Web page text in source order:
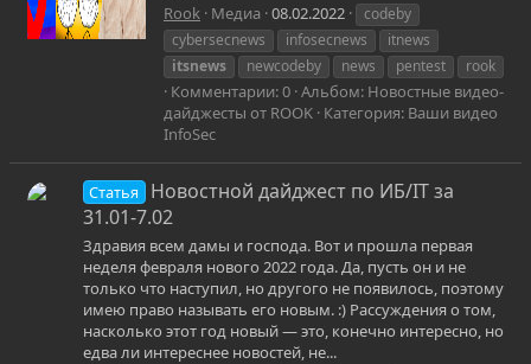
Rook Медиа 08.02.2022
codeby
cybersecnews
infosecnews
itnews
itsnews
newcodeby news pentest rook
Комментарии: 0 Альбом: Новостные видео-
дайджесты от ROOK Категория: Ваши видео
InfoSec
Статья
Новостной дайджест по ИБ/IT за
31.01-7.02
Здравия всем дамы и господа. Вот и прошла первая
неделя февраля нового 2022 года. Да, пусть он и не
только что наступил, но другого не появилось, поэтому
имею право называть его новым. :) Рассуждения о том,
насколько этот год новый — это, конечно интересно, но
едва ли интереснее новостей, не...